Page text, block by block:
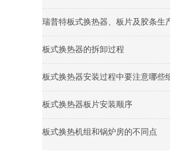
瑞普特板式换热器、板片及胶条生
板式换热器的拆卸过程
板式换热器安装过程中要注意哪些
板式换热器板片安装顺序
板式换热机组和锅炉房的不同点